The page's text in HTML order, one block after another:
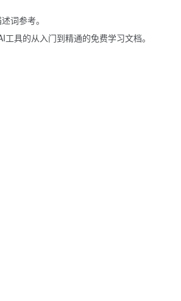
词参考。
具的从入门到精通的免费学习文档。